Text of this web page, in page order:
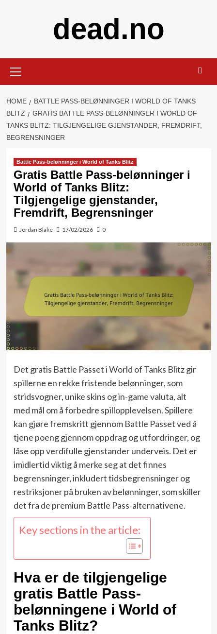
dead.no
Menu
HOME
BATTLE PASS-BELØNNINGER I WORLD OF TANKS
BLITZ
GRATIS BATTLE PASS-BELØNNINGER I WORLD OF
TANKS BLITZ: TILGJENGELIGE GJENSTANDER, FREMDRIFT,
BEGRENSNINGER
Battle Pass-belønninger i World of Tanks Blitz
Gratis Battle Pass-belønninger i
World of Tanks Blitz:
Tilgjengelige gjenstander,
Fremdrift, Begrensninger
Jordan Blake 17/02/2026 0
Det gratis Battle Passet i World of Tanks Blitz gir
spillerne en rekke fristende belønninger, som
stridsvogner, unike skins og in-game valuta, alt
med mål om å forbedre spillopplevelsen. Spillere
kan gjøre fremskritt gjennom Battle Passet ved å
tjene poeng gjennom oppdrag og utfordringer, og
låse opp verdifulle gjenstander underveis. Det er
imidlertid viktig å merke seg at det finnes
begrensninger, inkludert tidsbegrensninger og
restriksjoner på bruken av belønninger, som skiller
det fra de premium Battle Pass-alternativene.
Key sections in the article:
Hva er de tilgjengelige
gratis Battle Pass-
belønningene i World of
Tanks Blitz?